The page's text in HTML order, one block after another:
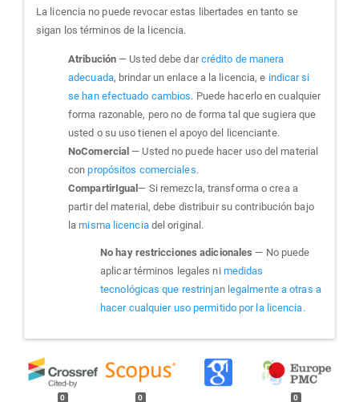
La licencia no puede revocar estas libertades en tanto se
sigan los términos de la licencia.
Atribución — Usted debe darcrédito de manera
adecuada, brindar un enlace a la licencia, e indicar si
se han efectuado cambios. Puede hacerlo en cualquier
forma razonable, pero no de forma tal que sugiera que
usted o su uso tienen el apoyo del licenciante.
NoComercial — Usted no puede hacer uso del material
conpropósitos comerciales.
CompartirIgual — Si remezcla, transforma o crea a
partir del material, debe distribuir su contribución bajo
lamisma licenciadel original.
No hay restricciones adicionales — No puede
aplicar términos legales ni medidas
tecnológicas que restrinjan legalmente a otras a
hacer cualquier uso permitido por la licencia.
0 0 0